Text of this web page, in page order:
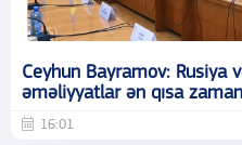
Ceyhun Bayramov: Rusiya
əməliyyatlar ən qısa
16:01